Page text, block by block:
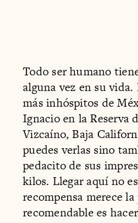
Todo ser humano
alguna vez en su
más inhóspitos de
Ignacio en la Reserva
Vizcaíno, Baja
puedes verlas sino
pedacito de sus
kilos. Llegar aquí no
recompensa merece
recomendable es